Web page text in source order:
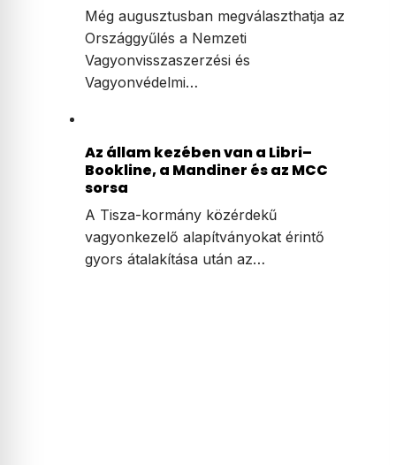
Még augusztusban megválaszthatja az
Országgyűlés a Nemzeti
Vagyonvisszaszerzési és
Vagyonvédelmi…
Az állam kezében van a Libri–
Bookline, a Mandiner és az MCC
sorsa
A Tisza-kormány közérdekű
vagyonkezelő alapítványokat érintő
gyors átalakítása után az…